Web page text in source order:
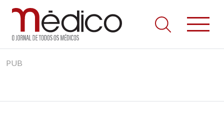
to
Jornal Médico
Médico – O Jornal de Todos os Médicos. Onde as notícias
realmente contam! Tudo o que se passa na Saúde!
PUB